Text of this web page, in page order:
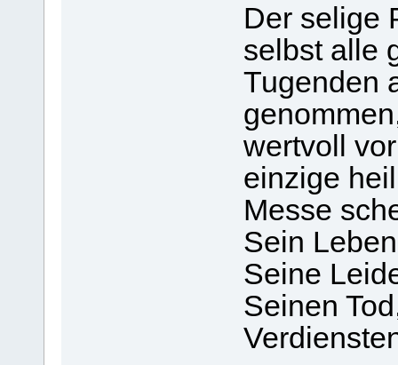
Der selige
selbst alle
Tugenden
wertvoll
einzige
Messe
Sein
Seine
Seinen